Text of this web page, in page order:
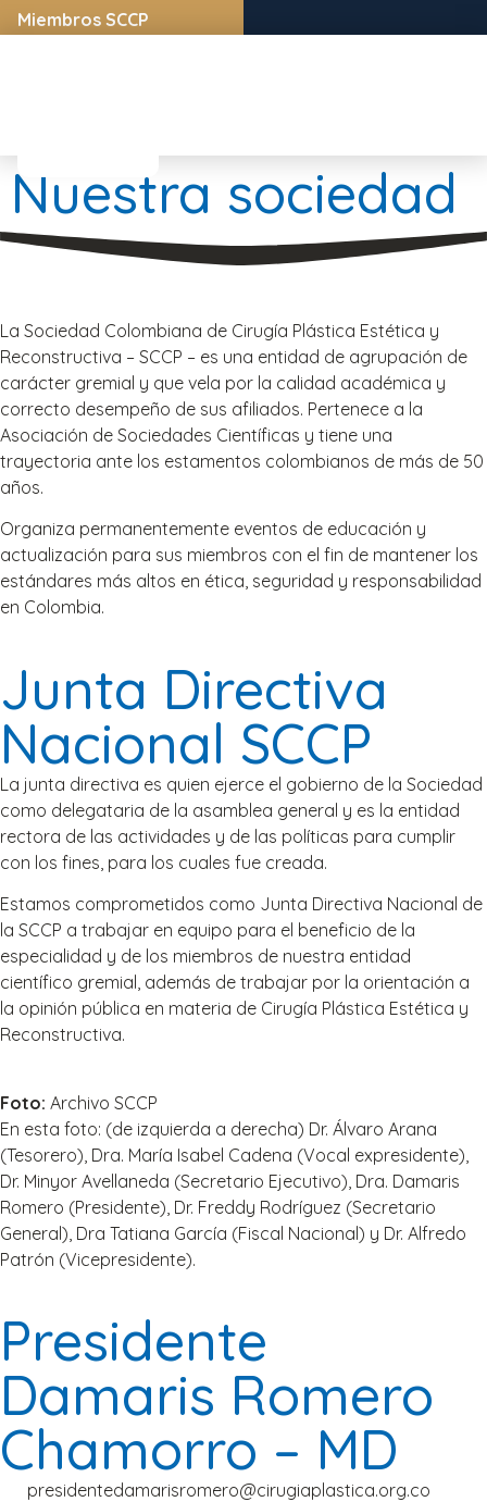
Miembros SCCP
Nuestra sociedad
La Sociedad Colombiana de Cirugía Plástica Estética y
Reconstructiva – SCCP – es una entidad de agrupación de
carácter gremial y que vela por la calidad académica y
correcto desempeño de sus afiliados. Pertenece a la
Asociación de Sociedades Científicas y tiene una
trayectoria ante los estamentos colombianos de más de 50
años.
Organiza permanentemente eventos de educación y
actualización para sus miembros con el fin de mantener los
estándares más altos en ética, seguridad y responsabilidad
en Colombia.
Junta Directiva
Nacional SCCP
La junta directiva es quien ejerce el gobierno de la Sociedad
como delegataria de la asamblea general y es la entidad
rectora de las actividades y de las políticas para cumplir
con los fines, para los cuales fue creada.
Estamos comprometidos como Junta Directiva Nacional de
la SCCP a trabajar en equipo para el beneficio de la
especialidad y de los miembros de nuestra entidad
científico gremial, además de trabajar por la orientación a
la opinión pública en materia de Cirugía Plástica Estética y
Reconstructiva.
Foto: Archivo SCCP
En esta foto: (de izquierda a derecha) Dr. Álvaro Arana
(Tesorero), Dra. María Isabel Cadena (Vocal expresidente),
Dr. Minyor Avellaneda (Secretario Ejecutivo), Dra. Damaris
Romero (Presidente), Dr. Freddy Rodríguez (Secretario
General), Dra Tatiana García (Fiscal Nacional) y Dr. Alfredo
Patrón (Vicepresidente).
Presidente
Damaris Romero
Chamorro – MD
presidentedamarisromero@cirugiaplastica.org.co